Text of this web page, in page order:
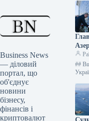
Business News
— діловий
портал, що
об'єднує
новини
бізнесу,
фінансів і
криптовалют
##